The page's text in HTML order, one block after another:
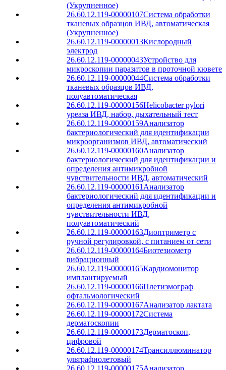
(Укрупненное)
26.60.12.119-00000107Система обработки
тканевых образцов ИВД, автоматическая
(Укрупненное)
26.60.12.119-00000013Кислородный
электрод
26.60.12.119-00000043Устройство для
микроскопии паразитов в проточной кювете
26.60.12.119-00000044Система обработки
тканевых образцов ИВД,
полуавтоматическая
26.60.12.119-00000156Helicobacter pylori
уреаза ИВД, набор, дыхательный тест
26.60.12.119-00000159Анализатор
бактериологический для идентификации
микроорганизмов ИВД, автоматический
26.60.12.119-00000160Анализатор
бактериологический для идентификации и
определения антимикробной
чувствительности ИВД, автоматический
26.60.12.119-00000161 Анализатор
бактериологический для идентификации и
определения антимикробной
чувствительности ИВД,
полуавтоматический
26.60.12.119-00000163Диоптриметр с
ручной регулировкой, с питанием от сети
26.60.12.119-00000164Биотезиометр
вибрационный
26.60.12.119-00000165Кардиомонитор
имплантируемый
26.60.12.119-00000166Плетизмограф
офтальмологический
26.60.12.119-00000167Анализатор лактата
26.60.12.119-00000172Система
дерматоскопии
26.60.12.119-00000173Дерматоскоп,
цифровой
26.60.12.119-00000174Трансиллюминатор
ультрафиолетовый
26.60.12.119-00000175Анализатор